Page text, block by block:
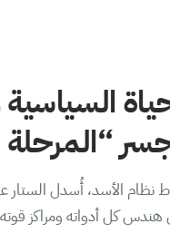
“المرحلة
نظام الأسد، أُسدل الستار
هندس كل أدواته ومراكز